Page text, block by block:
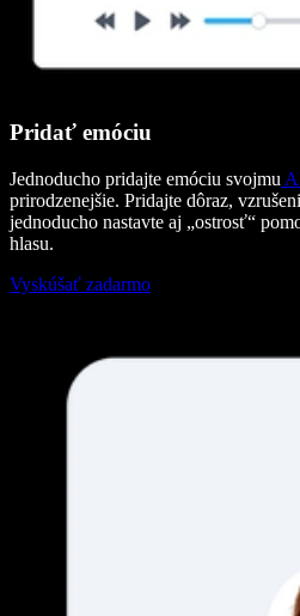
Pridať emóciu
Jednoducho pridajte emóciu svojmu
prirodzenejšie. Pridajte dôraz,
jednoducho nastavte aj „ostrosť“
hlasu.
Vyskúšať zadarmo